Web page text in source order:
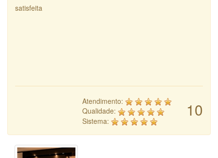
satisfeita
10
Atendimento:
Qualidade:
Sistema: